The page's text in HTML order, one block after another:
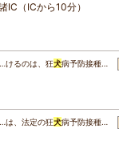
IC（ICから10分）
…けるのは、狂犬病予防接種…
…は、法定の狂犬病予防接種…